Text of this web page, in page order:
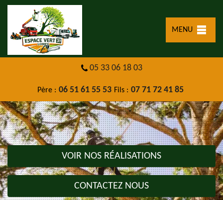
MENU
05 33 06 18 03
Père : 06 51 61 55 53 Fils : 07 71 72 41 85
VOIR NOS RÉALISATIONS
CONTACTEZ NOUS